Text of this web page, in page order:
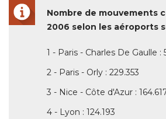
Nombre de mouvements
2006 selon les aéroports
1 - Paris - Charles De Gaulle :
2 - Paris - Orly : 229.353
3 - Nice - Côte d'Azur :
4 - Lyon : 124.193